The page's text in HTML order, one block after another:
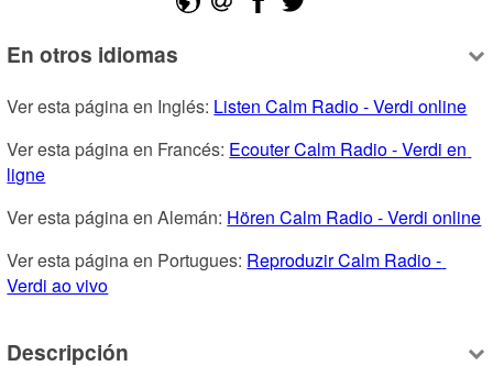
En otros idiomas
Ver esta página en Inglés: Listen Calm Radio - Verdi online
Ver esta página en Francés: Ecouter Calm Radio - Verdi en
ligne
Ver esta página en Alemán: Hören Calm Radio - Verdi online
Ver esta página en Portugues: Reproduzir Calm Radio -
Verdi ao vivo
Descripción